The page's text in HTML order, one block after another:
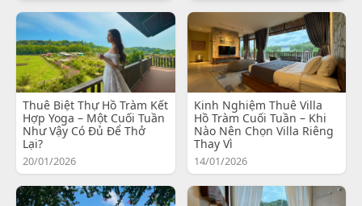
Thuê Biệt Thự Hồ Tràm Kết
Hợp Yoga – Một Cuối Tuần
Như Vậy Có Đủ Để Thở
Lại?
20/01/2026
Kinh Nghiệm Thuê Villa
Hồ Tràm Cuối Tuần – Khi
Nào Nên Chọn Villa Riêng
Thay Vì
14/01/2026